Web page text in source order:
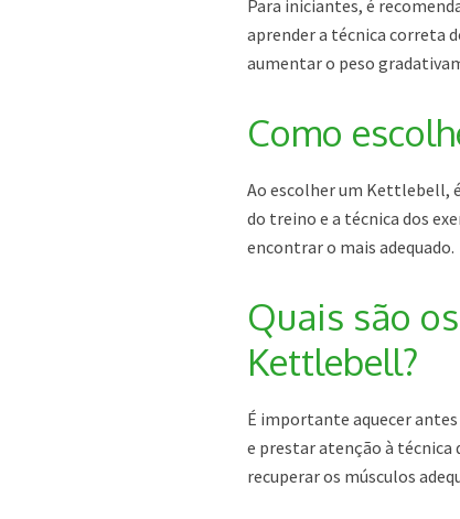
Para iniciantes, é
aprender a técnica correta
aumentar o peso
Como
Ao escolher um Kettlebell,
do treino e a técnica dos
encontrar o mais adequado.
Quais são
Kettlebell?
É importante aquecer
e prestar atenção à técnica
recuperar os músculos